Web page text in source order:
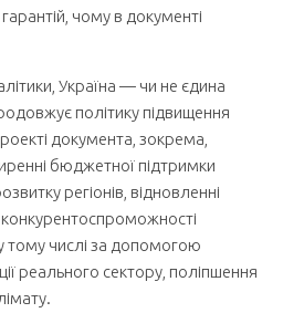
чому в документі
Україна — чи не єдина
політику підвищення
документа, зокре­ма,
бюджетної підтримки
регіонів, відновленні
тому числі за допомогою
ре­ального сектору, поліпшення